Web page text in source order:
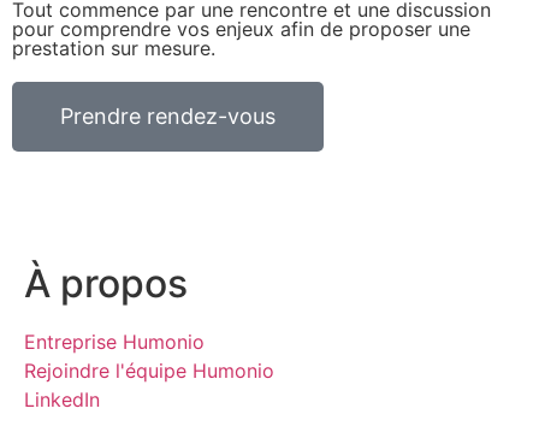
Tout commence par une rencontre et une discussion
pour comprendre vos enjeux afin de proposer une
prestation sur mesure.
Prendre rendez-vous
À propos
Entreprise Humonio
Rejoindre l'équipe Humonio​
LinkedIn